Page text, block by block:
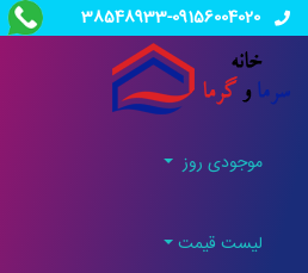
38548933-09156004020
موجودی روز
لیست قیمت